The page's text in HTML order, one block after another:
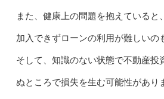
また、健康上の問題を抱えていると
加入できずローンの利用が難しいの
そして、知識のない状態で不動産投
ぬところで損失を生む可能性があり